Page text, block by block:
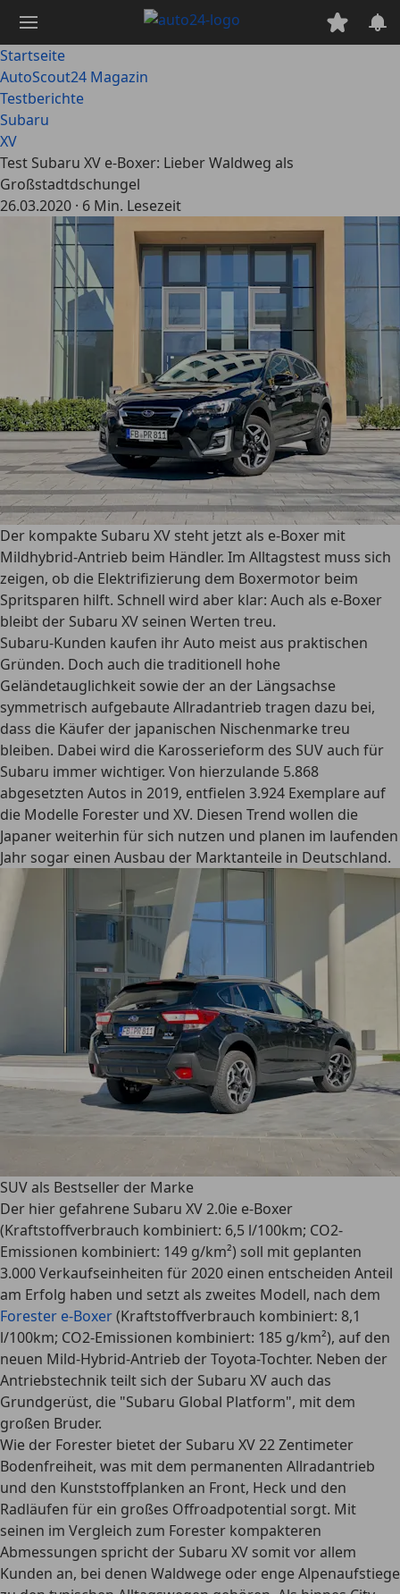
Hauptinhalt
springen
Startseite
AutoScout24 Magazin
Testberichte
Subaru
XV
Test Subaru XV e-Boxer: Lieber Waldweg als
Großstadtdschungel
26.03.2020 · 6 Min. Lesezeit
Der kompakte Subaru XV steht jetzt als e-Boxer mit
Mildhybrid-Antrieb beim Händler. Im Alltagstest muss sich
zeigen, ob die Elektrifizierung dem Boxermotor beim
Spritsparen hilft. Schnell wird aber klar: Auch als e-Boxer
bleibt der Subaru XV seinen Werten treu.
Subaru-Kunden kaufen ihr Auto meist aus praktischen
Gründen. Doch auch die traditionell hohe
Geländetauglichkeit sowie der an der Längsachse
symmetrisch aufgebaute Allradantrieb tragen dazu bei,
dass die Käufer der japanischen Nischenmarke treu
bleiben. Dabei wird die Karosserieform des SUV auch für
Subaru immer wichtiger. Von hierzulande 5.868
abgesetzten Autos in 2019, entfielen 3.924 Exemplare auf
die Modelle Forester und XV. Diesen Trend wollen die
Japaner weiterhin für sich nutzen und planen im laufenden
Jahr sogar einen Ausbau der Marktanteile in Deutschland.
SUV als Bestseller der Marke
Der hier gefahrene Subaru XV 2.0ie e-Boxer
(Kraftstoffverbrauch kombiniert: 6,5 l/100km; CO2-
Emissionen kombiniert: 149 g/km²) soll mit geplanten
3.000 Verkaufseinheiten für 2020 einen entscheiden Anteil
am Erfolg haben und setzt als zweites Modell, nach dem
Forester e-Boxer(Kraftstoffverbrauch kombiniert: 8,1
l/100km; CO2-Emissionen kombiniert: 185 g/km²), auf den
neuen Mild-Hybrid-Antrieb der Toyota-Tochter. Neben der
Antriebstechnik teilt sich der Subaru XV auch das
Grundgerüst, die "Subaru Global Platform", mit dem
großen Bruder.
Wie der Forester bietet der Subaru XV 22 Zentimeter
Bodenfreiheit, was mit dem permanenten Allradantrieb
und den Kunststoffplanken an Front, Heck und den
Radläufen für ein großes Offroadpotential sorgt. Mit
seinen im Vergleich zum Forester kompakteren
Abmessungen spricht der Subaru XV somit vor allem
Kunden an, bei denen Waldwege oder enge Alpenaufstiege